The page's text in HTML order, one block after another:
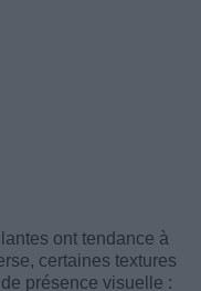
ont tendance à
certaines textures
présence visuelle :